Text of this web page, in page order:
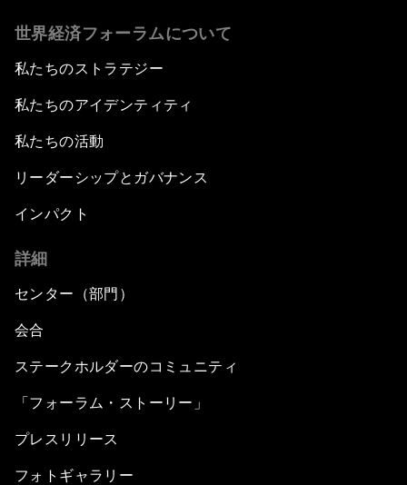
世界経済フォーラムについて
私たちのストラテジー
私たちのアイデンティティ
私たちの活動
リーダーシップとガバナンス
インパクト
詳細
センター（部門）
会合
ステークホルダーのコミュニティ
「フォーラム・ストーリー」
プレスリリース
フォトギャラリー